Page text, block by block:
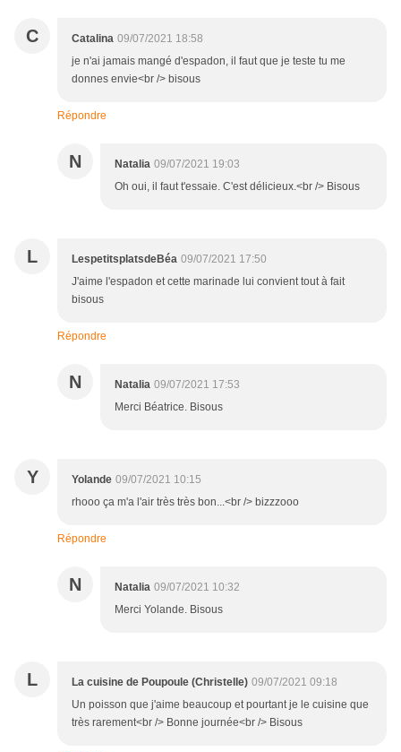
C Catalina 09/07/2021 18:58
je n'ai jamais mangé d'espadon, il faut que je teste tu me
donnes envie<br /> bisous
Répondre
N Natalia 09/07/2021 19:03
Oh oui, il faut t'essaie. C'est délicieux.<br /> Bisous
L LespetitsplatsdeBéa 09/07/2021 17:50
J'aime l'espadon et cette marinade lui convient tout à fait
bisous
Répondre
N Natalia 09/07/2021 17:53
Merci Béatrice. Bisous
Y Yolande 09/07/2021 10:15
rhooo ça m'a l'air très très bon...<br /> bizzzooo
Répondre
N Natalia 09/07/2021 10:32
Merci Yolande. Bisous
L La cuisine de Poupoule (Christelle) 09/07/2021 09:18
Un poisson que j'aime beaucoup et pourtant je le cuisine que
très rarement<br /> Bonne journée<br /> Bisous